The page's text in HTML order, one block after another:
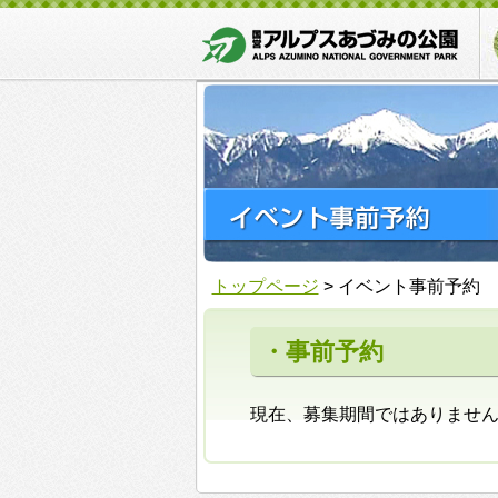
トップページ > イベント事前予約
・事前予約
現在、募集期間ではありませ